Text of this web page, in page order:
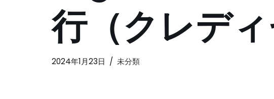
行（クレディ
2024年1月23日 未分類